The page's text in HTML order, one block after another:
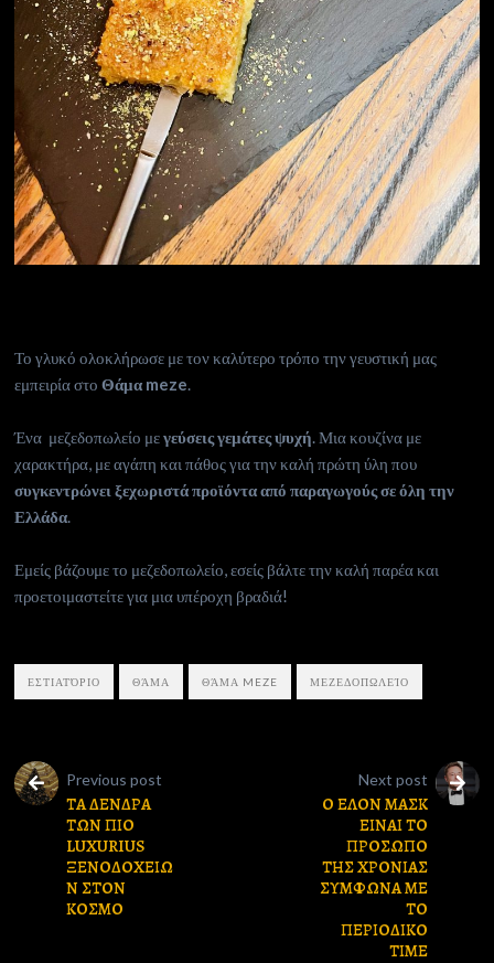
Το γλυκό ολοκλήρωσε με τον καλύτερο τρόπο την γευστική μας
εμπειρία στοΘάμα meze
Ένα μεζεδοπωλείο μεγεύσεις γεμάτες ψυχή . Μια κουζίνα με
χαρακτήρα, με αγάπη και πάθος για την καλή πρώτη ύλη που
συγκεντρώνει ξεχωριστά προϊόντα από παραγωγούς σε όλη την
Ελλάδα
Εμείς βάζουμε το μεζεδοπωλείο, εσείς βάλτε την καλή παρέα και
προετοιμαστείτε για μια υπέροχη βραδιά!
ΕΣΤΙΑΤΌΡΙΟ ΘΆΜΑ ΘΆΜΑ MEZE ΜΕΖΕΔΟΠΩΛΕΊΟ
Previous post
ΤΑ ΔΕΝΔΡΑ
ΤΩΝ ΠΙΟ
LUXURIUS
ΞΕΝΟΔΟΧΕΙΩ
Ν ΣΤΟΝ
ΚΟΣΜΟ
Next post
Ο ΕΛΟΝ ΜΑΣΚ
ΕΙΝΑΙ ΤΟ
ΠΡΟΣΩΠΟ
ΤΗΣ ΧΡΟΝΙΑΣ
ΣΥΜΦΩΝΑ ΜΕ
ΤΟ
ΠΕΡΙΟΔΙΚΟ
ΤΙΜΕ